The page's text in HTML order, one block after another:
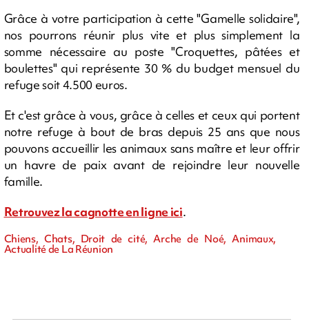
Grâce à votre participation à cette "Gamelle solidaire",
nos pourrons réunir plus vite et plus simplement la
somme nécessaire au poste "Croquettes, pâtées et
boulettes" qui représente 30 % du budget mensuel du
refuge soit 4.500 euros.
Et c'est grâce à vous, grâce à celles et ceux qui portent
notre refuge à bout de bras depuis 25 ans que nous
pouvons accueillir les animaux sans maître et leur offrir
un havre de paix avant de rejoindre leur nouvelle
famille.
Retrouvez la cagnotte en ligne ici.
Chiens, Chats, Droit de cité, Arche de Noé, Animaux,
Actualité de La Réunion